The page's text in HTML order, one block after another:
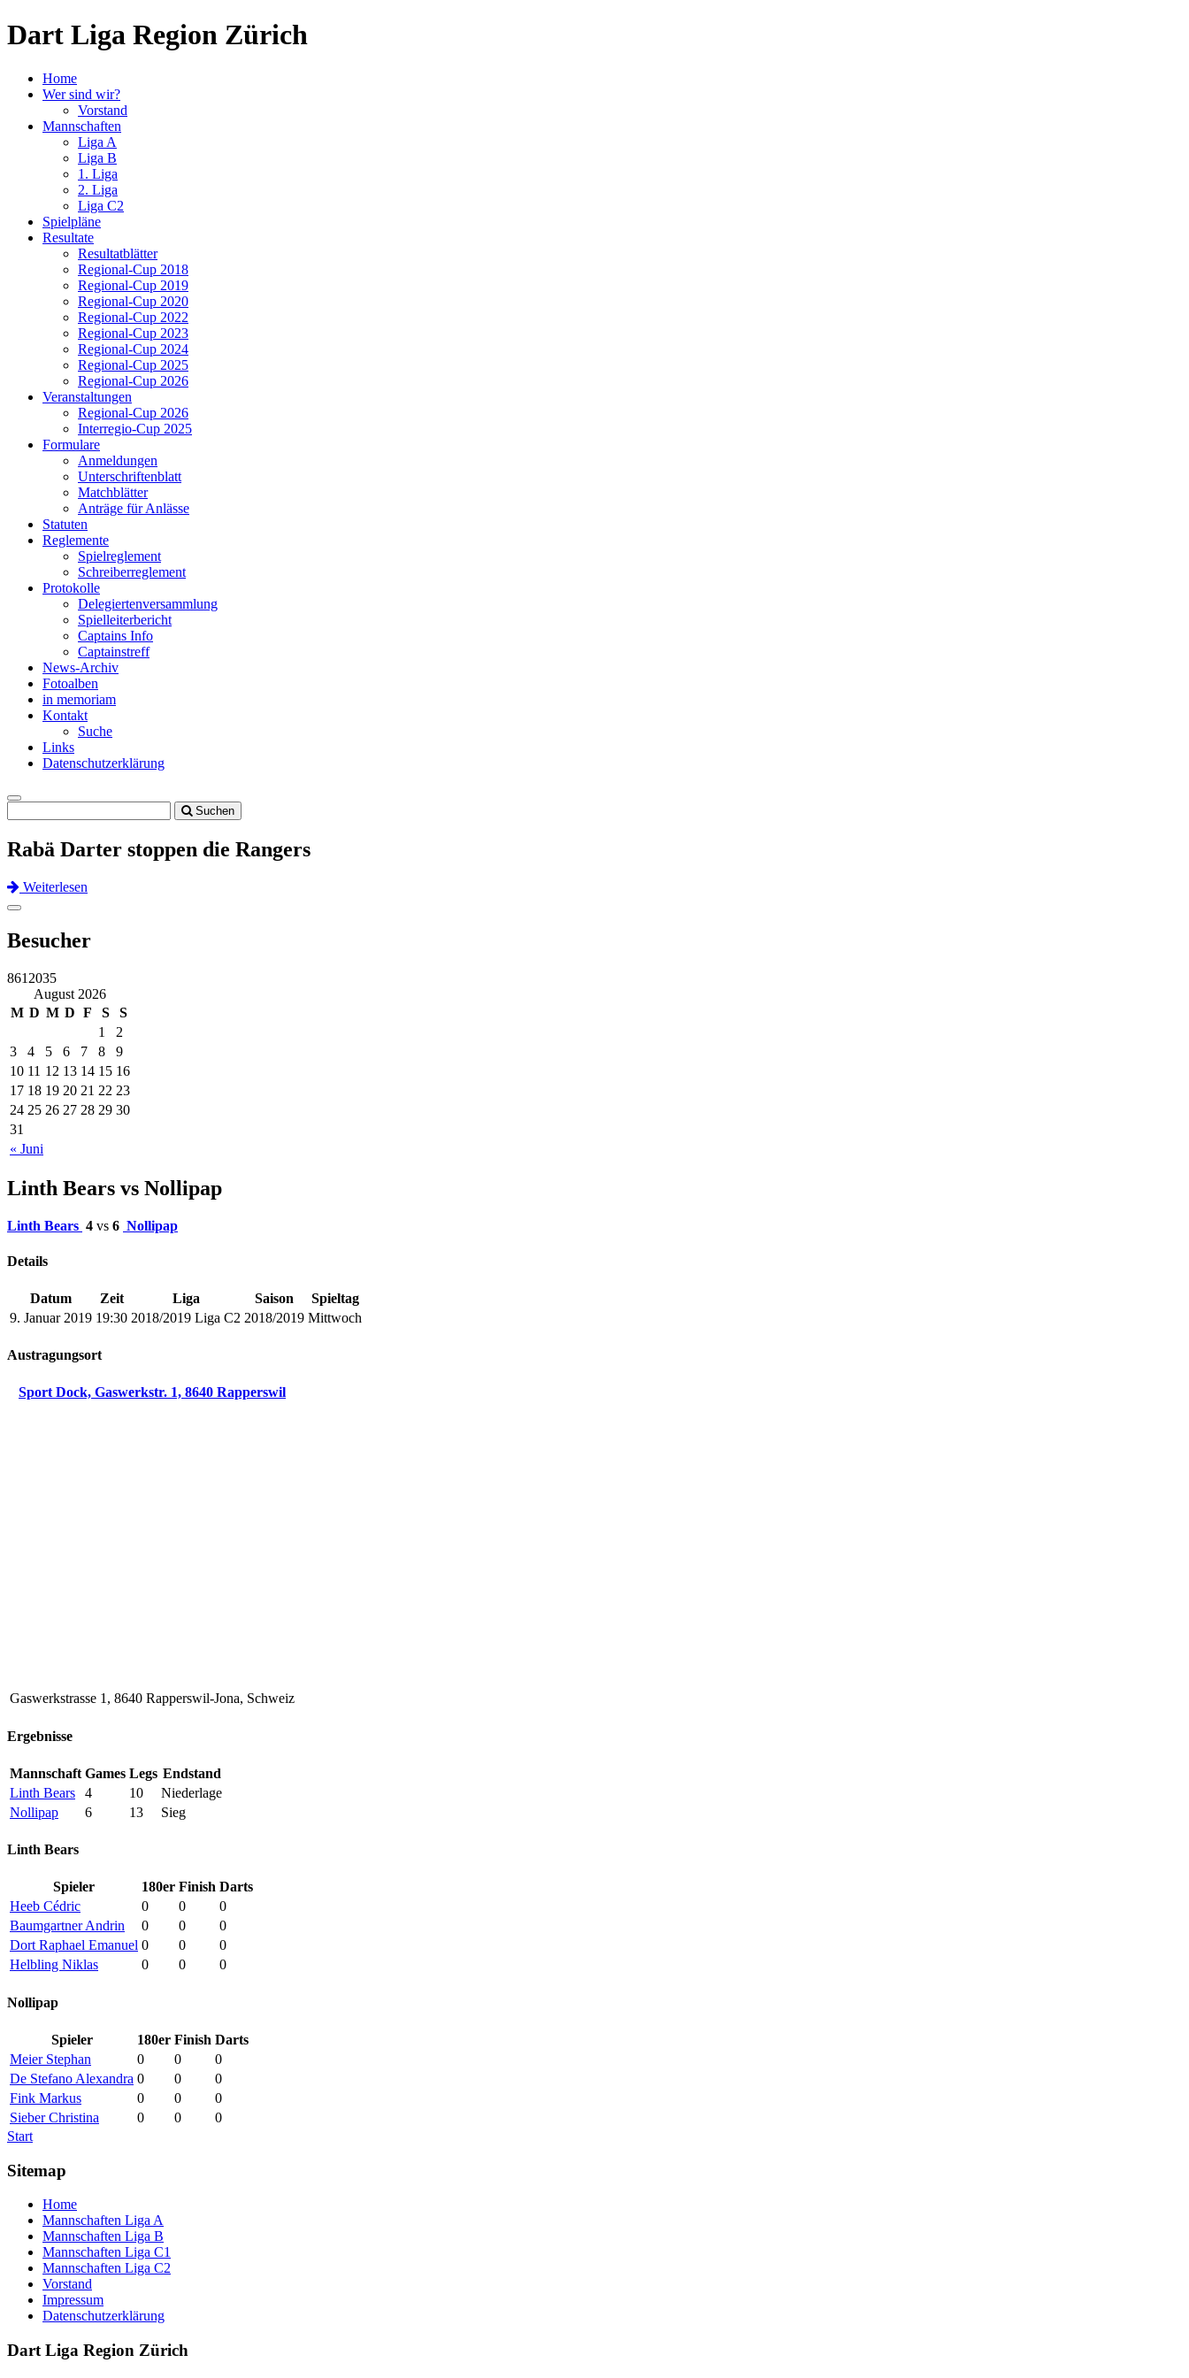
Dart Liga Region Zürich
Home
Wer sind wir?
Vorstand
Mannschaften
Liga A
Liga B
1. Liga
2. Liga
Liga C2
Spielpläne
Resultate
Resultatblätter
Regional-Cup 2018
Regional-Cup 2019
Regional-Cup 2020
Regional-Cup 2022
Regional-Cup 2023
Regional-Cup 2024
Regional-Cup 2025
Regional-Cup 2026
Veranstaltungen
Regional-Cup 2026
Interregio-Cup 2025
Formulare
Anmeldungen
Unterschriftenblatt
Matchblätter
Anträge für Anlässe
Statuten
Reglemente
Spielreglement
Schreiberreglement
Protokolle
Delegiertenversammlung
Spielleiterbericht
Captains Info
Captainstreff
News-Archiv
Fotoalben
in memoriam
Kontakt
Suche
Links
Datenschutzerklärung
Toggle
navigation
Suchen
Rabä Darter stoppen die Rangers
Weiterlesen
Previous
Next
Toggle
Besucher
8612035
August 2026
M D M D F S S
« Juni
1
2
3
4 5 6 7 8
9
10 11 12 13 14 15 16
17 18 19 20 21 22 23
24 25 26 27 28 29 30
31
Linth Bears vs Nollipap
Linth Bears 4 vs 6 Nollipap
Details
Datum Zeit Liga Saison
Spieltag
9. Januar 2019 19:30 2018/2019 Liga C2 2018/2019 Mittwoch
Austragungsort
Sport Dock, Gaswerkstr. 1, 8640 Rapperswil
Gaswerkstrasse 1, 8640 Rapperswil-Jona, Schweiz
Ergebnisse
Mannschaft Games Legs Endstand
Linth Bears
4 10
Niederlage
Nollipap
6 13 Sieg
Linth Bears
Spieler 180er Finish Darts
Heeb Cédric
0 0
0
Baumgartner Andrin
0 0
0
Dort Raphael Emanuel 0 0
0
Helbling Niklas
0 0 0
Nollipap
Spieler 180er Finish Darts
Meier Stephan
0 0
0
De Stefano Alexandra 0 0
0
Fink Markus
0 0
0
Sieber Christina
0 0
0
Start
Sitemap
Home
Mannschaften Liga A
Mannschaften Liga B
Mannschaften Liga C1
Mannschaften Liga C2
Vorstand
Impressum
Datenschutzerklärung
Dart Liga Region Zürich